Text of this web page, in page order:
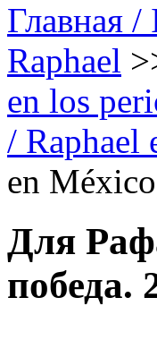
Главная
Raphael
en los
/ Raphael
en
Для
победа.